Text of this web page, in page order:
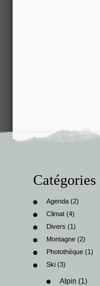
Catégories
Agenda (2)
Climat (4)
Divers (1)
Montagne (2)
Photothèque (1)
Ski (3)
Alpin (1)